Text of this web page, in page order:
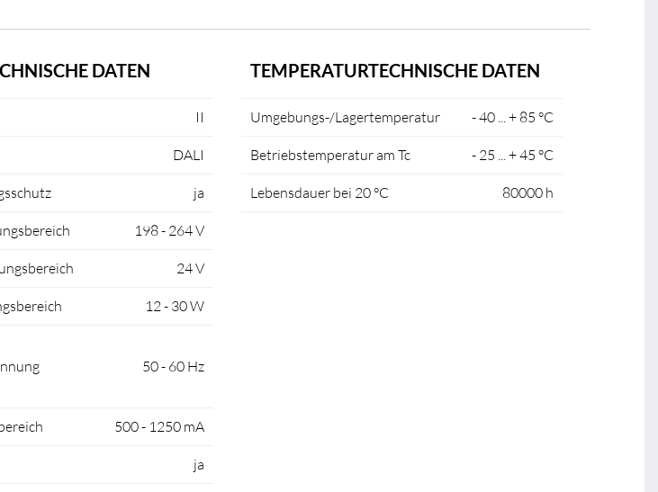
DATEN
II
DALI
ja
198 - 264 V
24 V
12 - 30 W
50 - 60 Hz
500 - 1250 mA
ja
TEMPERATURTECHNISCHE DATEN
Umgebungs-/Lagertemperatur - 40 ... + 85 °C
Betriebstemperatur am Tc - 25 ... + 45 °C
Lebensdauer bei 20 °C 80000 h